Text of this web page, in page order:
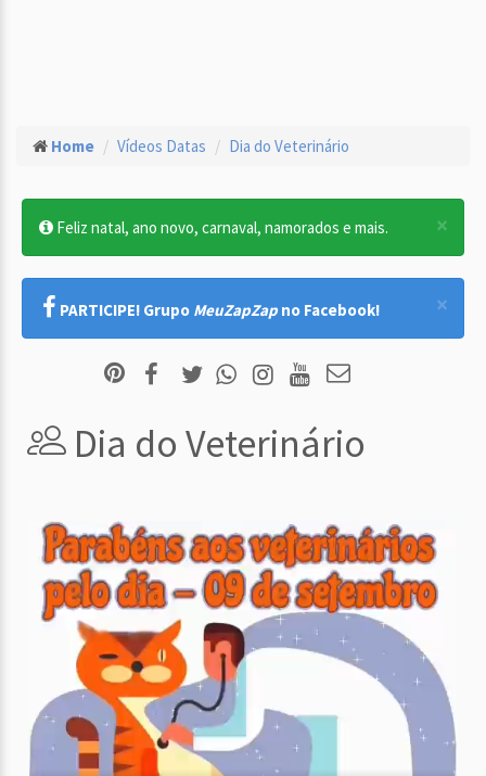
Home Vídeos Datas Dia do Veterinário
×
Feliz natal, ano novo, carnaval, namorados e mais.
×
PARTICIPE! Grupo MeuZapZap no Facebook!
Dia do Veterinário